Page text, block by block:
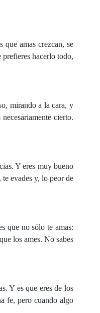
amas crezcan, se
hacerlo todo,
mirando a la cara, y
cierto.
Y eres muy bueno
evades y, lo peor de
que no sólo te amas:
los ames. No sabes
Y es que eres de los
fe, pero cuando algo